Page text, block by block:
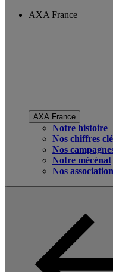
AXA France
AXA France
Notre histoire
Nos chiffres
Nos
Notre mécénat
Nos